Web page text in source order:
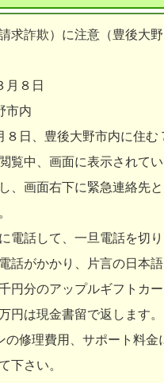
求詐欺）に注意（豊後大野
月８日
市内
８日、豊後大野市内に住
覧中、画面に表示されて
、画面右下に緊急連絡先
電話して、一旦電話を切
話がかかり、片言の日本
円分のアップルギフトカ
円は現金書留で返します。
の修理費用、サポート料金
下さい。